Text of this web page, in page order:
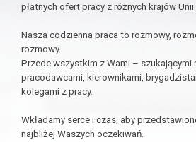
płatnych ofert pracy z różnych krajów Unii
Nasza codzienna praca to rozmowy,
rozmowy.
Przede wszystkim z Wami – szukającymi
pracodawcami, kierownikami,
kolegami z pracy.
Wkładamy serce i czas, aby
najbliżej Waszych oczekiwań.